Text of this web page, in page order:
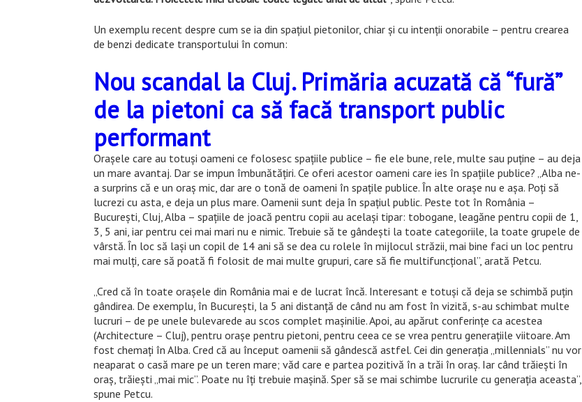
Un exemplu recent despre cum se ia din spaţiul pietonilor, chiar şi cu intenţii onorabile – pentru crearea
de benzi dedicate transportului în comun:
Nou scandal la Cluj. Primăria acuzată că “fură”
de la pietoni ca să facă transport public
performant
Oraşele care au totuşi oameni ce folosesc spaţiile publice – fie ele bune, rele, multe sau puţine – au deja
un mare avantaj. Dar se impun îmbunătăţiri. Ce oferi acestor oameni care ies în spaţiile publice? „Alba ne-
a surprins că e un oraş mic, dar are o tonă de oameni în spaţile publice. În alte oraşe nu e aşa. Poţi să
lucrezi cu asta, e deja un plus mare. Oamenii sunt deja în spaţiul public. Peste tot în România –
Bucureşti, Cluj, Alba – spaţiile de joacă pentru copii au acelaşi tipar: tobogane, leagăne pentru copii de 1,
3, 5 ani, iar pentru cei mai mari nu e nimic. Trebuie să te gândeşti la toate categoriile, la toate grupele de
vârstă. În loc să laşi un copil de 14 ani să se dea cu rolele în mijlocul străzii, mai bine faci un loc pentru
mai mulţi, care să poată fi folosit de mai multe grupuri, care să fie multifuncţional”, arată Petcu.
„Cred că în toate oraşele din România mai e de lucrat încă. Interesant e totuşi că deja se schimbă puţin
gândirea. De exemplu, în Bucureşti, la 5 ani distanţă de când nu am fost în vizită, s-au schimbat multe
lucruri – de pe unele bulevarede au scos complet maşinilie. Apoi, au apărut conferinţe ca acestea
(Architecture – Cluj), pentru oraşe pentru pietoni, pentru ceea ce se vrea pentru generaţiile viitoare. Am
fost chemaţi în Alba. Cred că au început oamenii să gândescă astfel. Cei din generaţia „millennials” nu vor
neaparat o casă mare pe un teren mare; văd care e partea pozitivă în a trăi în oraş. Iar când trăieşti în
oraş, trăieşti „mai mic”. Poate nu îţi trebuie maşină. Sper să se mai schimbe lucrurile cu generaţia aceasta”,
spune Petcu.